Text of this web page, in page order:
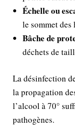
Échelle ou
le sommet des
Bâche de
déchets de
La désinfection
la propagation
l’alcool à 70°
pathogènes.